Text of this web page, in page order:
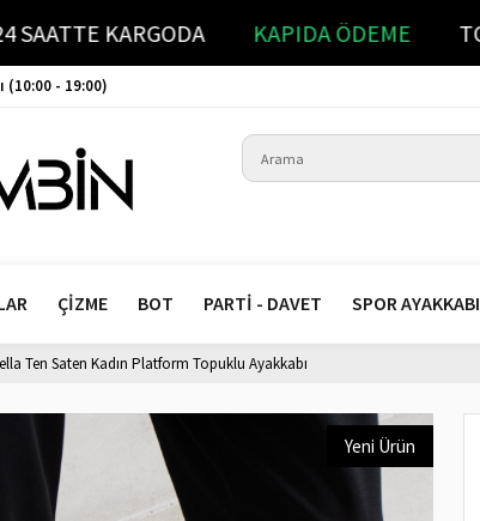
24 SAATTE KARGODA KAPIDA ÖDEME
(10:00 - 19:00)
ÇİZME BOT PARTİ - DAVET SPOR AYAKKABI
Ten Saten Kadın Platform Topuklu Ayakkabı
Yeni Ürün